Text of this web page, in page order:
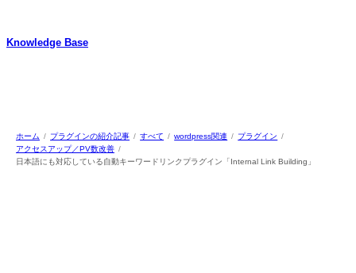
をKnowledge Base
ホーム プラグインの紹介記事 すべて wordpress関連
プラグイン
アクセスアップ／PV数改善
日本語にも対応している自動キーワードリンクプラグイン「Internal Link Building」